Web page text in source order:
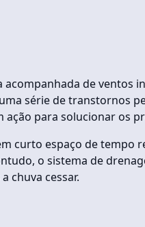
acompanhada de ventos
série de transtornos
ação para solucionar os
curto espaço de
o sistema de
chuva cessar.